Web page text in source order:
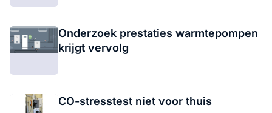
Onderzoek prestaties warmtepompen
krijgt vervolg
CO-stresstest niet voor thuis